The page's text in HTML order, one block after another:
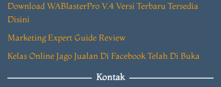
Download WABlasterPro V.4 Versi Terbaru Tersedia
Disini
Marketing Expert Guide Review
Kelas Online Jago Jualan Di Facebook Telah Di Buka
Kontak